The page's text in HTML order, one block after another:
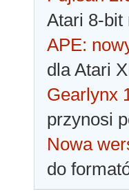
Atari 8-bit
APE:
dla Atari
Gearlynx
przynosi
Nowa
do